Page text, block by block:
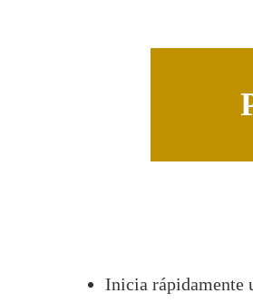
Inicia rápidamente